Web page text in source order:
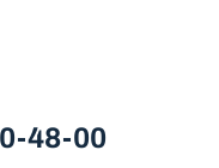
48-00